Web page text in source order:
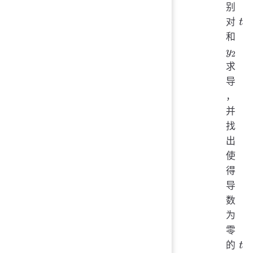
别
对 t
t
和
y2
求
导
，
并
找
出
使
得
导
数
为
零
的 t
t